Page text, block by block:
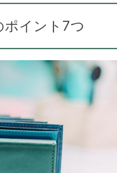
ポイント7つ